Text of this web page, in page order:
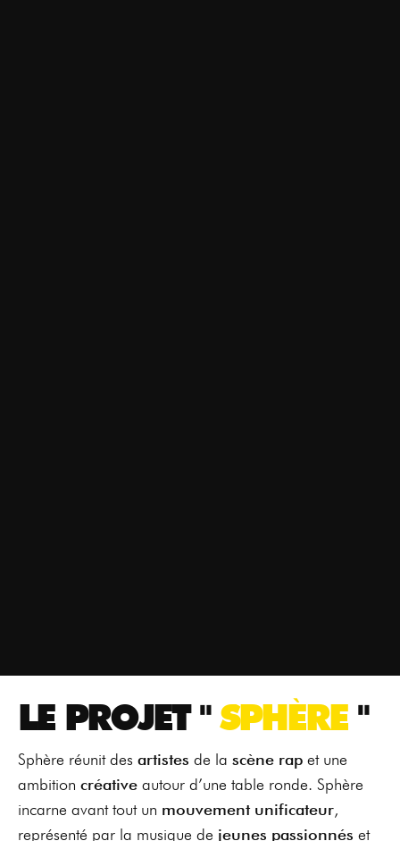
LE PROJET "SPHÈRE "
Sphère réunit des artistes de la scène rap et une
ambition créative autour d’une table ronde. Sphère
incarne avant tout un mouvement unificateur,
représenté par la musique de jeunes passionnés et